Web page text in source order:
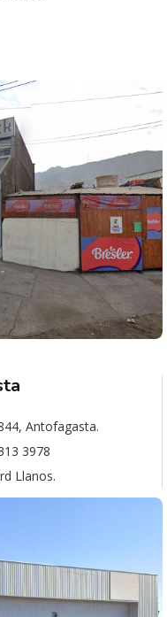
Antofagasta.
3978
Llanos.